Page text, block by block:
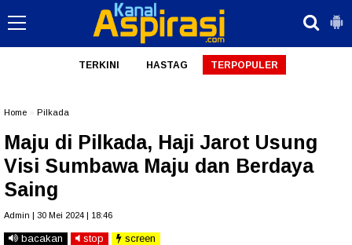
TERKINI HASTAG TERPOPULER
Home Pilkada
Maju di Pilkada, Haji Jarot Usung
Visi Sumbawa Maju dan Berdaya
Saing
Admin | 30 Mei 2024 | 18:46
bacakan stop screen